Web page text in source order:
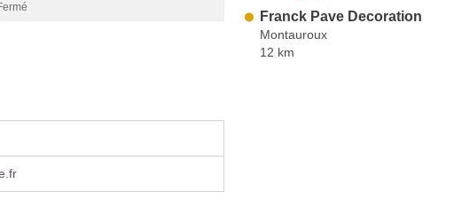
Franck Pave Decoration
Montauroux
12 km